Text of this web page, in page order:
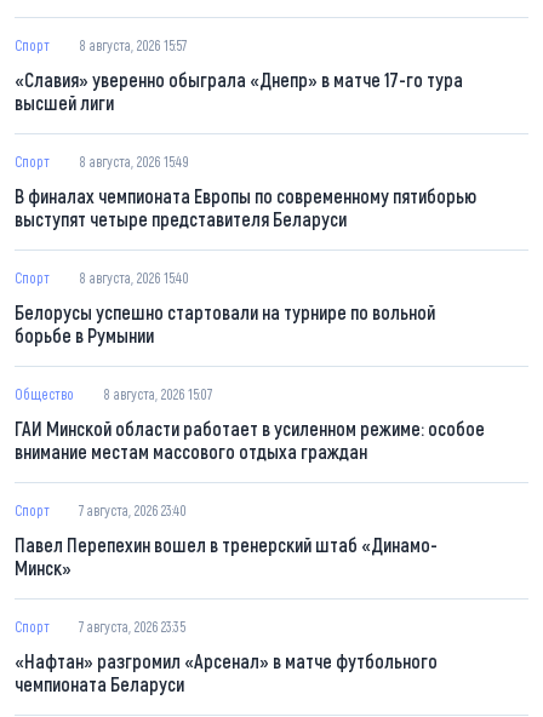
Спорт 8 августа, 2026 15:57
«Славия» уверенно обыграла «Днепр» в матче 17-го тура
высшей лиги
Спорт 8 августа, 2026 15:49
В финалах чемпионата Европы по современному пятиборью
выступят четыре представителя Беларуси
Спорт 8 августа, 2026 15:40
Белорусы успешно стартовали на турнире по вольной
борьбе в Румынии
Общество 8 августа, 2026 15:07
ГАИ Минской области работает в усиленном режиме: особое
внимание местам массового отдыха граждан
Спорт 7 августа, 2026 23:40
Павел Перепехин вошел в тренерский штаб «Динамо-
Минск»
Спорт 7 августа, 2026 23:35
«Нафтан» разгромил «Арсенал» в матче футбольного
чемпионата Беларуси